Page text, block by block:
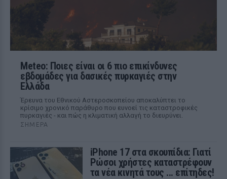
Meteo: Ποιες είναι οι 6 πιο επικίνδυνες
εβδομάδες για δασικές πυρκαγιές στην
Ελλάδα
Έρευνα του Εθνικού Αστεροσκοπείου αποκαλύπτει το
κρίσιμο χρονικό παράθυρο που ευνοεί τις καταστροφικές
πυρκαγιές - και πώς η κλιματική αλλαγή το διευρύνει.
ΣΉΜΕΡΑ
iPhone 17 στα σκουπίδια: Γιατί
Ρώσοι χρήστες καταστρέφουν
τα νέα κινητά τους ... επίτηδες!